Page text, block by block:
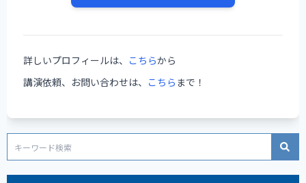
詳しいプロフィールは、 こちらから
講演依頼、お問い合わせは、 こちら まで！